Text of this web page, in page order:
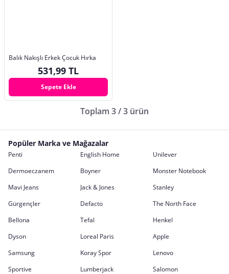
Balık Nakışlı Erkek Çocuk Hırka
531,99 TL
Sepete Ekle
Toplam 3 / 3 ürün
Popüler Marka ve Mağazalar
Penti English Home
Unilever
Dermoeczanem
Boyner
Monster Notebook
Mavi Jeans
Jack & Jones
Stanley
Gürgençler
Defacto
The North Face
Bellona
Tefal
Henkel
Dyson
Loreal Paris
Apple
Samsung
Koray Spor
Lenovo
Sportive
Lumberjack
Salomon